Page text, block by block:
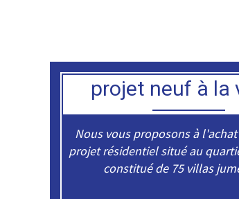
projet neuf à la
Nous vous proposons à
projet résidentiel situé au
constitué de 75 villas